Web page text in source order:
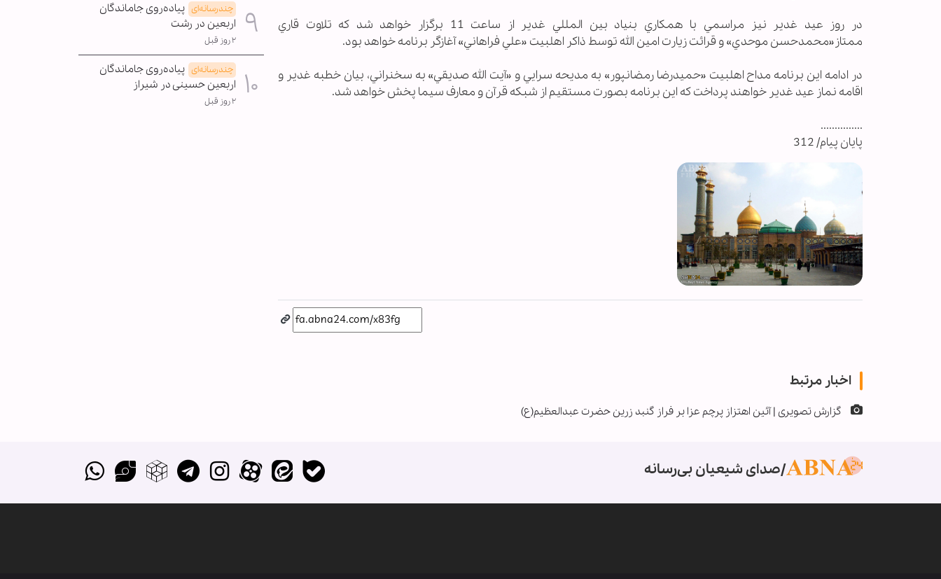
در روز عيد غدير نيز مراسمي با همكاري بنياد بين المللي غدير از ساعت 11 برگزار خواهد شد كه تلاوت قاري
ممتاز«محمدحسن موحدي» و قرائت زيارت امين الله توسط ذاكر اهلبيت «علي فراهاني» آغازگر برنامه خواهد بود.
در ادامه اين برنامه مداح اهلبيت «حميدرضا رمضانپور» به مديحه سرايي و «آيت الله صديقي» به سخنراني، بيان خطبه غدير و
اقامه نماز عيد غدير خواهند پرداخت كه اين برنامه بصورت مستقيم از شبكه قرآن و معارف سيما پخش خواهد شد.
...............
پایان پیام/ 312
اخبار مرتبط
گزارش تصویری | آئین اهتزاز پرچم عزا بر فراز گنبد زرین حضرت عبدالعظیم(ع)
چندرسانه‌ای پیاده‌روی جاماندگان
اربعین در رشت
۲ روز قبل
چندرسانه‌ای پیاده‌روی جاماندگان
اربعین حسینی در شیراز
۲ روز قبل
صدای شیعیان بی‌رسانه